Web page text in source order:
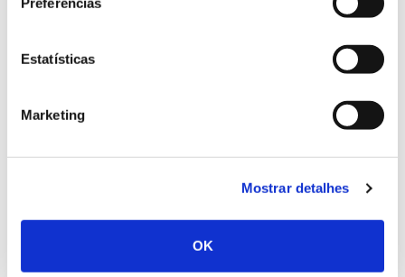
Estatísticas
Marketing
Mostrar detalhes
OK
25.06.2026
Natureza e florestas procuram jovens voluntários